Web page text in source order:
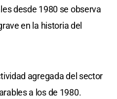
desde 1980 se observa
en la historia del
agregada del sector
a los de 1980.